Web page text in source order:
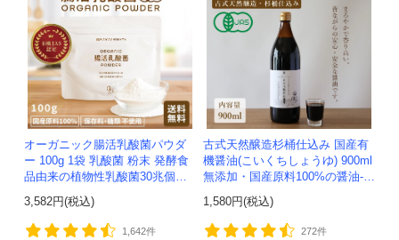
オーガニック腸活乳酸菌パウダ
ー 100g 1袋 乳酸菌 粉末 発酵食
品由来の植物性乳酸菌30兆個入
り！有機JAS認定 -かわしま屋-
【送料無料】 *メ...
3,582円(税込)
1,642件
古式天然醸造杉桶仕込み 国産有
機醤油(こいくちしょうゆ) 900ml
無添加・国産原料100%の醤油-か
わしま屋-
1,580円(税込)
272件